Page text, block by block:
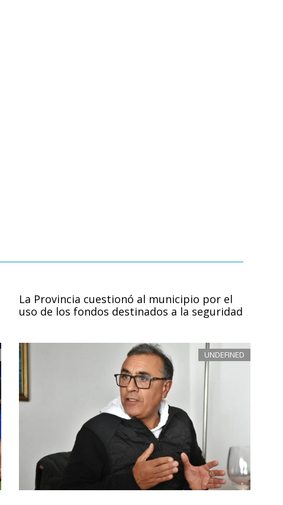
La Provincia cuestionó al municipio por el
uso de los fondos destinados a la seguridad
UNDEFINED